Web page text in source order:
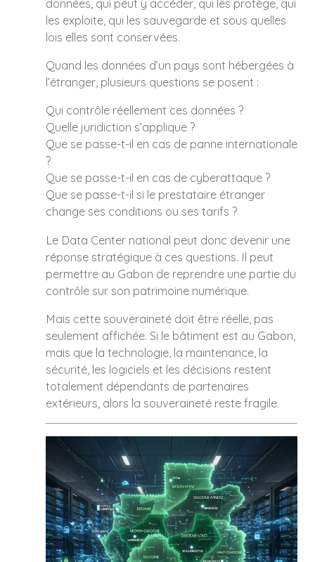
données, qui peut y accéder, qui les protège, qui
les exploite, qui les sauvegarde et sous quelles
lois elles sont conservées.
Quand les données d’un pays sont hébergées à
l’étranger, plusieurs questions se posent :
Qui contrôle réellement ces données ?
Quelle juridiction s’applique ?
Que se passe-t-il en cas de panne internationale
?
Que se passe-t-il en cas de cyberattaque ?
Que se passe-t-il si le prestataire étranger
change ses conditions ou ses tarifs ?
Le Data Center national peut donc devenir une
réponse stratégique à ces questions. Il peut
permettre au Gabon de reprendre une partie du
contrôle sur son patrimoine numérique.
Mais cette souveraineté doit être réelle, pas
seulement affichée. Si le bâtiment est au Gabon,
mais que la technologie, la maintenance, la
sécurité, les logiciels et les décisions restent
totalement dépendants de partenaires
extérieurs, alors la souveraineté reste fragile.